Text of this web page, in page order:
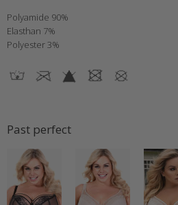
Polyamide 90%
Elasthan 7%
Polyester 3%
Past perfect